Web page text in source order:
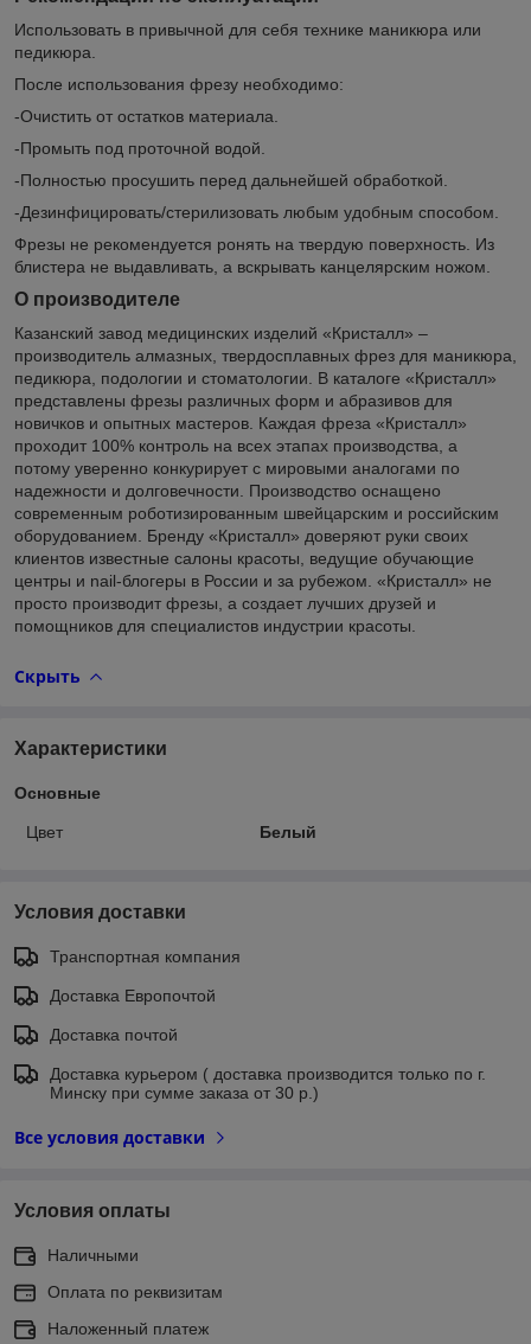
Использовать в привычной для себя технике маникюра или
педикюра.
После использования фрезу необходимо:
-Очистить от остатков материала.
-Промыть под проточной водой.
-Полностью просушить перед дальнейшей обработкой.
-Дезинфицировать/стерилизовать любым удобным способом.
Фрезы не рекомендуется ронять на твердую поверхность. Из
блистера не выдавливать, а вскрывать канцелярским ножом.
О производителе
Казанский завод медицинских изделий «Кристалл» –
производитель алмазных, твердосплавных фрез для маникюра,
педикюра, подологии и стоматологии. В каталоге «Кристалл»
представлены фрезы различных форм и абразивов для
новичков и опытных мастеров. Каждая фреза «Кристалл»
проходит 100% контроль на всех этапах производства, а
потому уверенно конкурирует с мировыми аналогами по
надежности и долговечности. Производство оснащено
современным роботизированным швейцарским и российским
оборудованием. Бренду «Кристалл» доверяют руки своих
клиентов известные салоны красоты, ведущие обучающие
центры и nail-блогеры в России и за рубежом. «Кристалл» не
просто производит фрезы, а создает лучших друзей и
помощников для специалистов индустрии красоты.
Скрыть
Характеристики
Основные
Цвет Белый
Условия доставки
Транспортная компания
Доставка Европочтой
Доставка почтой
Доставка курьером ( доставка производится только по г.
Минску при сумме заказа от 30 р.)
Все условия доставки
Условия оплаты
Наличными
Оплата по реквизитам
Наложенный платеж